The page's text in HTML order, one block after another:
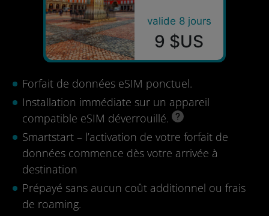
valide 8 jours
9 $US
Forfait de données eSIM ponctuel.
Installation immédiate sur un appareil
compatible eSIM déverrouillé.
Smartstart – l’activation de votre forfait de
données commence dès votre arrivée à
destination
Prépayé sans aucun coût additionnel ou frais
de roaming.